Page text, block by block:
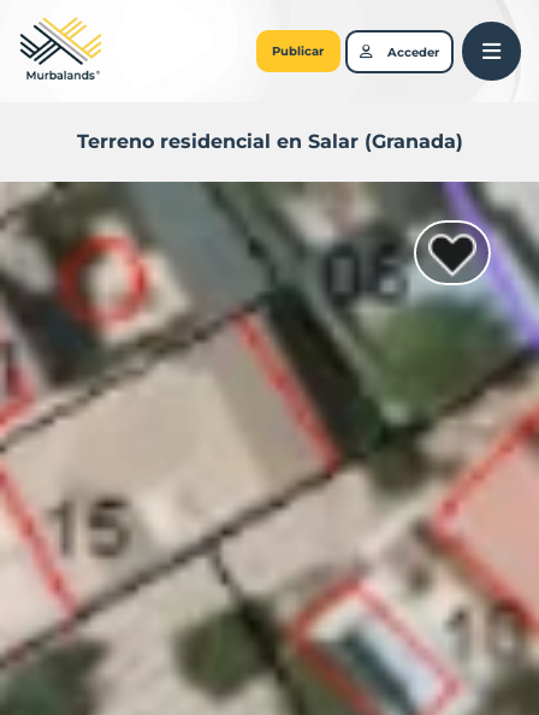
Publicar Acceder
Terreno residencial en Salar (Granada)